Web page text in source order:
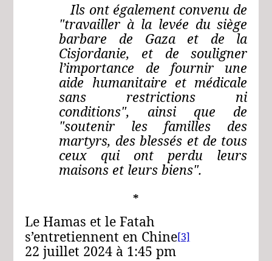
Ils ont également convenu de
"travailler à la levée du siège
barbare de Gaza et de la
Cisjordanie, et de souligner
l’importance de fournir une
aide humanitaire et médicale
sans restrictions ni
conditions", ainsi que de
"soutenir les familles des
martyrs, des blessés et de tous
ceux qui ont perdu leurs
maisons et leurs biens".
*
Le Hamas et le Fatah
s’entretiennent en Chine[3]
22 juillet 2024 à 1:45 pm